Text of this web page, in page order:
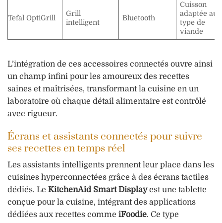
Tefal OptiGrill
Grill
intelligent
Bluetooth
Cuisson
adaptée au
type de
viande
L’intégration de ces accessoires connectés ouvre ainsi
un champ infini pour les amoureux des recettes
saines et maîtrisées, transformant la cuisine en un
laboratoire où chaque détail alimentaire est contrôlé
avec rigueur.
Écrans et assistants connectés pour suivre
ses recettes en temps réel
Les assistants intelligents prennent leur place dans les
cuisines hyperconnectées grâce à des écrans tactiles
dédiés. Le KitchenAid Smart Displayest une tablette
conçue pour la cuisine, intégrant des applications
dédiées aux recettes comme iFoodie. Ce type